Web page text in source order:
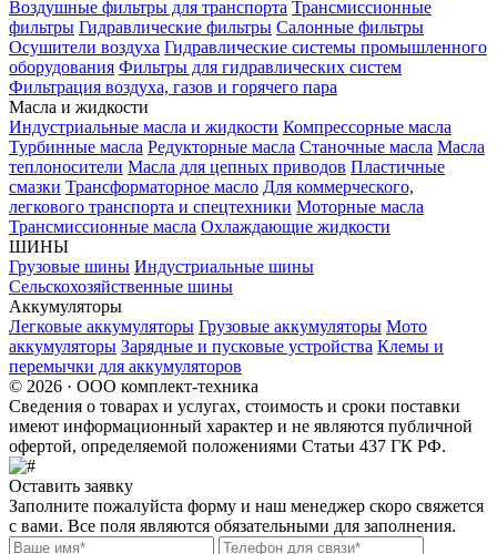
Воздушные фильтры для транспорта Трансмиссионные
фильтры Гидравлические фильтры Салонные фильтры
Осушители воздуха Гидравлические системы промышленного
оборудования Фильтры для гидравлических систем
Фильтрация воздуха, газов и горячего пара
Масла и жидкости
Индустриальные масла и жидкости Компрессорные масла
Турбинные масла Редукторные масла Станочные масла Масла
теплоносители Масла для цепных приводов Пластичные
смазки Трансформаторное масло Для коммерческого,
легкового транспорта и спецтехники Моторные масла
Трансмиссионные масла Охлаждающие жидкости
ШИНЫ
Грузовые шины Индустриальные шины
Сельскохозяйственные шины
Аккумуляторы
Легковые аккумуляторы Грузовые аккумуляторы Мото
аккумуляторы Зарядные и пусковые устройства Клемы и
перемычки для аккумуляторов
© 2026 · ООО комплект-техника
Сведения о товарах и услугах, стоимость и сроки поставки
имеют информационный характер и не являются публичной
офертой, определяемой положениями Статьи 437 ГК РФ.
Оставить заявку
Заполните пожалуйста форму и наш менеджер скоро свяжется
с вами. Все поля являются обязательными для заполнения.